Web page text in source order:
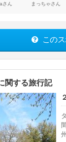
さん まっちゃさん
この
関する旅行記